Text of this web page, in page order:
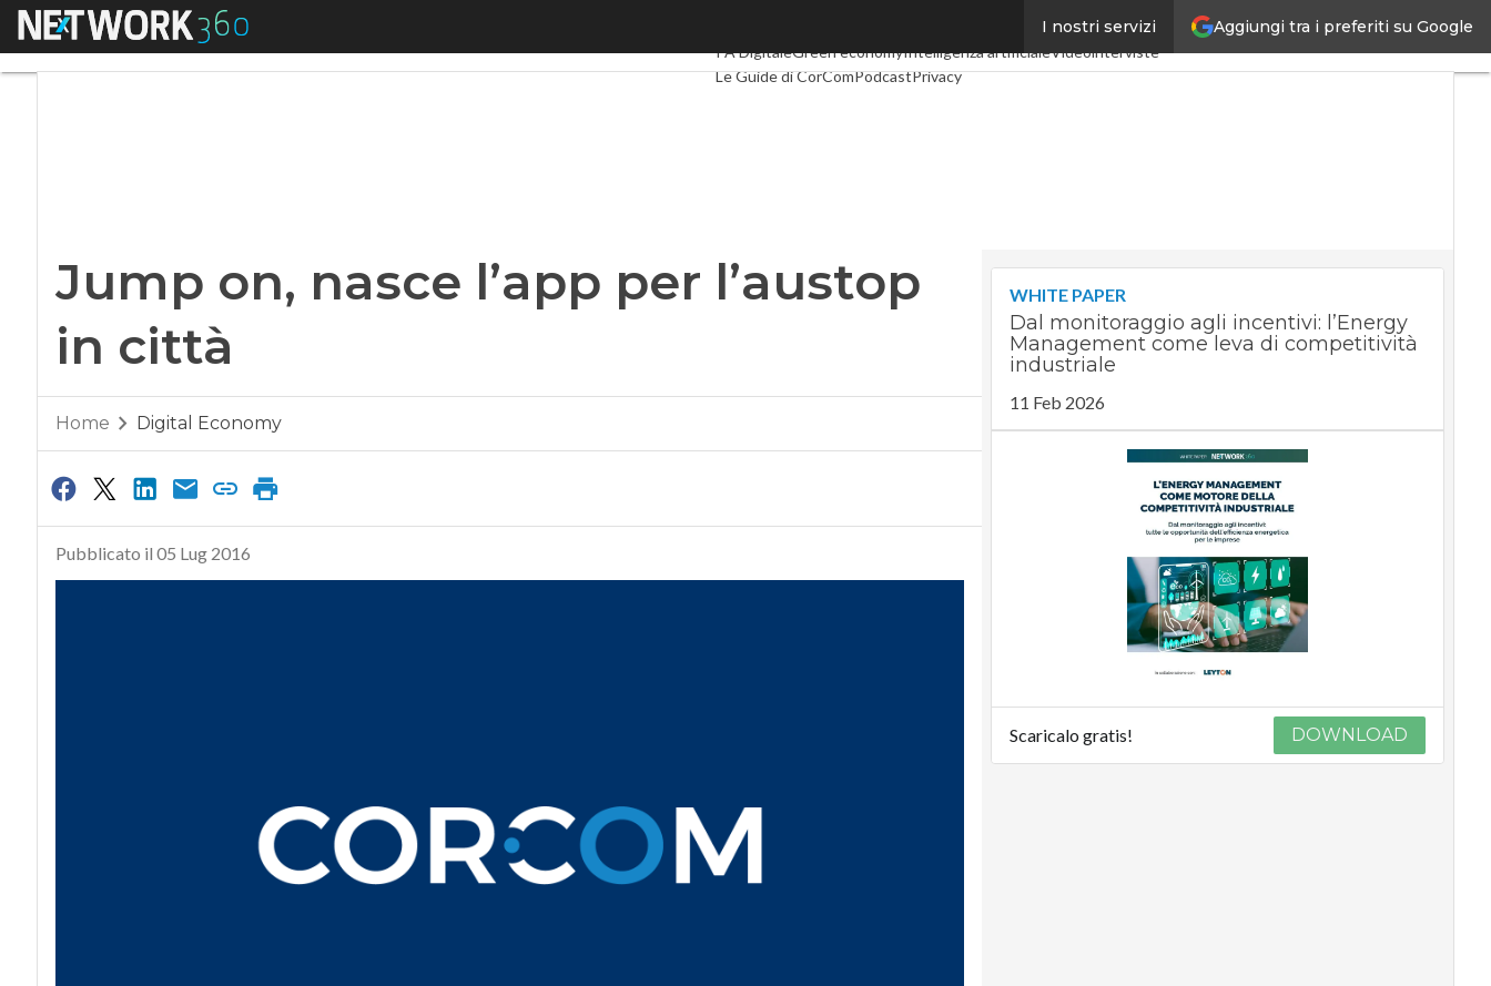
Aggiungi tra i preferiti su Google
I nostri servizi
Menu
SpacEconomy
PA DigitaleGreen economyIntelligenza artificialeVideointerviste
Le Guide di CorComPodcastPrivacy
Jump on, nasce l’app per l’austop
in città
Home Digital Economy
Pubblicato il 05 Lug 2016
WHITE PAPER
Dal monitoraggio agli incentivi: l’Energy
Management come leva di competitività
industriale
11 Feb 2026
Scaricalo gratis! DOWNLOAD